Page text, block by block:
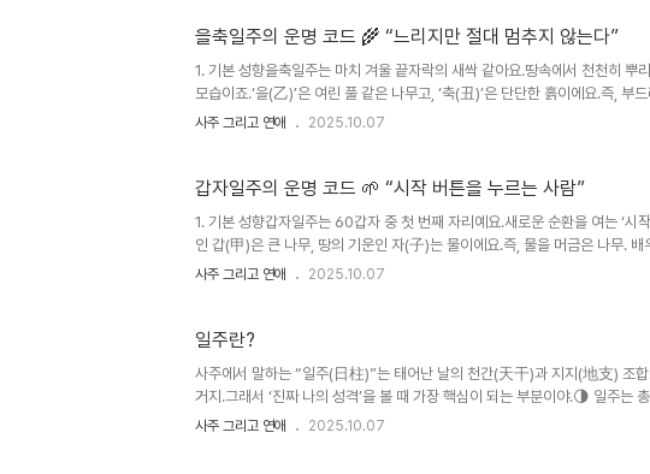
자신의 빛으로 세상을 데우는 사람,하지만 때론 그 불이 자신을 태우기도 한다
을축일주의 운명 코드 🌾 “느리지만 절대 멈추지 않는다”
1. 기본 성향을축일주는 마치 겨울 끝자락의 새싹 같아요.땅속에서 천천히 뿌
모습이죠.‘을(乙)’은 여린 풀 같은 나무고, ‘축(丑)’은 단단한 흙이에요.즉, 부
건 ‘성장하지만 안정적인 사람’이라는 뜻이에요.이 일주는 인생을 서두르지
걸, 끝까지 붙잡는 힘이 있어요.“묵묵히 걷지만, 결국 제자리를 떠나지 않는..
사주 그리고 연애 2025.10.07
갑자일주의 운명 코드 🌱 “시작 버튼을 누르는 사람”
1. 기본 성향갑자일주는 60갑자 중 첫 번째 자리예요.새로운 순환을 여는 ‘시
인 갑(甲)은 큰 나무, 땅의 기운인 자(子)는 물이에요.즉, 물을 머금은 나무.
요.이 일주를 가진 사람은 머리가 빠르고, 한 번 꽂히면 끝을 봐요.배우는 걸
고 있는 사람’이 바로 갑자예요.2. 남자 특징갑자 남자는 지..
사주 그리고 연애 2025.10.07
일주란?
사주에서 말하는 “일주(日柱)”는 태어난 날의 천간(天干)과 지지(地支) 조
거지.그래서 ‘진짜 나의 성격’을 볼 때 가장 핵심이 되는 부분이야.🌗 일주
지 12개 = 60가지 조합이 한 주기로 돌아가기 때문이야.🌿 천간 10개(‘하늘
사주 그리고 연애 2025.10.07